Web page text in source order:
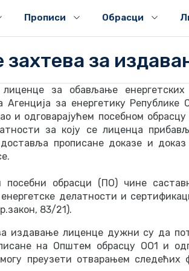
Прописи Обрасци
за
за обављање
за енергетику Републике
и одговарајућем посебном
за коју се лиценца
прописане доказе и
обрасци (ПО) чине
делатности и
83/21).
издавање лиценце дужни су да
на Општем обрасцу ОО1 и
преузети отварањем следећих